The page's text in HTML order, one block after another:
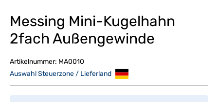
Messing Mini-Kugelhahn
2fach Außengewinde
Artikelnummer: MA0010
Auswahl Steuerzone / Lieferland